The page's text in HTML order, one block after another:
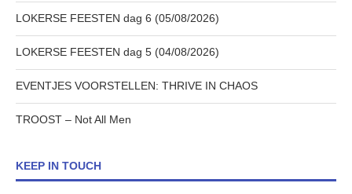
LOKERSE FEESTEN dag 6 (05/08/2026)
LOKERSE FEESTEN dag 5 (04/08/2026)
EVENTJES VOORSTELLEN: THRIVE IN CHAOS
TROOST – Not All Men
KEEP IN TOUCH